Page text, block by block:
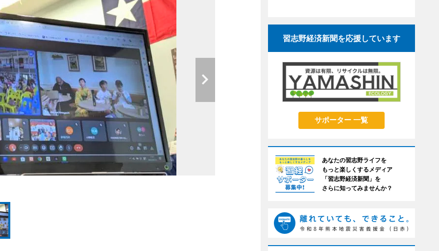
習志野経済新聞を応援しています
サポーター 一覧
あなたの習志野ライフを
もっと楽しくするメディア
「習志野経済新聞」を
さらに知ってみませんか？